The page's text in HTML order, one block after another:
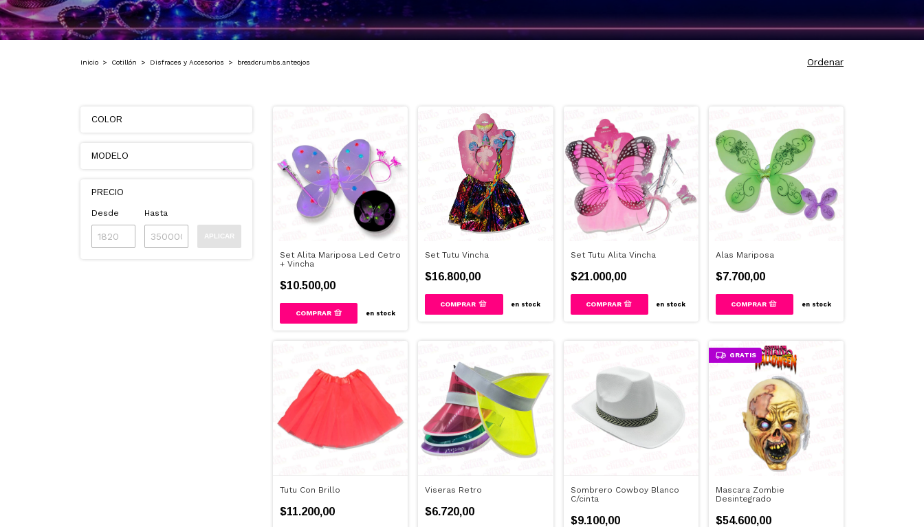
Inicio > Cotillón > Disfraces y Accesorios > breadcrumbs.anteojos Ordenar
COLOR
MODELO
PRECIO
Desde Hasta
APLICAR
Set Alita Mariposa Led Cetro
+ Vincha
$10.500,00
COMPRAR en stock
Set Tutu Vincha
$16.800,00
en stock
Set Tutu Alita Vincha
$21.000,00
en stock
Alas Mariposa
$7.700,00
en stock
Tutu Con Brillo
$11.200,00
Viseras Retro
$6.720,00
Sombrero Cowboy Blanco
C/cinta
$9.100,00
GRATIS
Mascara Zombie
Desintegrado
$54.600,00